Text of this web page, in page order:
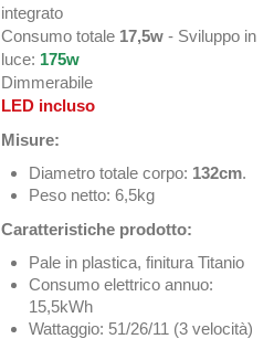
integrato
Consumo totale 17,5w - Sviluppo in
luce: 175w
Dimmerabile
LED incluso
Misure:
Diametro totale corpo: 132cm.
Peso netto: 6,5kg
Caratteristiche prodotto:
Pale in plastica, finitura Titanio
Consumo elettrico annuo:
15,5kWh
Wattaggio: 51/26/11 (3 velocità)